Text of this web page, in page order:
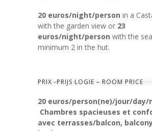
20 euros/night/person in a
with the garden view or 23
euros/night/person with the
minimum 2 in the hut.
PRIX -PRIJS LOGIE – ROOM PRICE
20 euros/person(ne)/jour/day/
Chambres spacieuses et
avec terrasses/balcon,